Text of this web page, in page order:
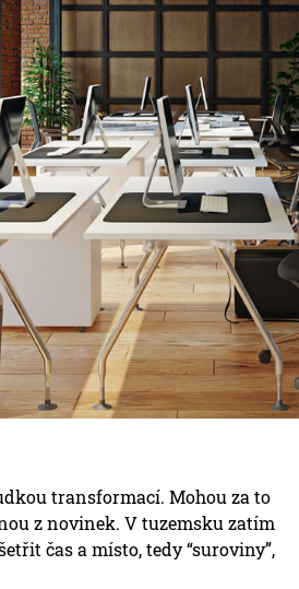
transformací. Mohou za to
z novinek. V tuzemsku zatím
čas a místo, tedy “suroviny”,